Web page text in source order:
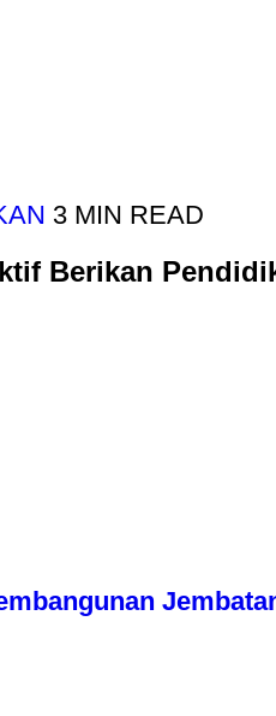
3 MIN READ
Berikan